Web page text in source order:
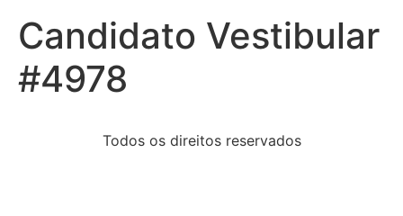
Candidato Vestibular
#4978
Todos os direitos reservados